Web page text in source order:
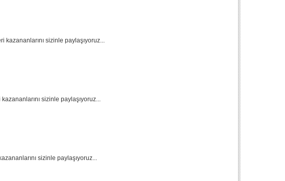
sizinle paylaşıyoruz...
sizinle paylaşıyoruz...
sizinle paylaşıyoruz...